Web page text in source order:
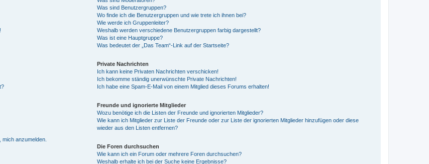
anzumelden.
Was sind Benutzergruppen?
Wo finde ich die Benutzergruppen und wie trete ich ihnen bei?
Wie werde ich Gruppenleiter?
Weshalb werden verschiedene Benutzergruppen farbig dargestellt?
Was ist eine Hauptgruppe?
Was bedeutet der „Das Team“-Link auf der Startseite?
Private Nachrichten
Ich kann keine Privaten Nachrichten verschicken!
Ich bekomme ständig unerwünschte Private Nachrichten!
Ich habe eine Spam-E-Mail von einem Mitglied dieses Forums erhalten!
Freunde und ignorierte Mitglieder
Wozu benötige ich die Listen der Freunde und ignorierten Mitglieder?
Wie kann ich Mitglieder zur Liste der Freunde oder zur Liste der ignorierten Mitglieder hinzufügen oder diese
wieder aus den Listen entfernen?
Die Foren durchsuchen
Wie kann ich ein Forum oder mehrere Foren durchsuchen?
Weshalb erhalte ich bei der Suche keine Ergebnisse?